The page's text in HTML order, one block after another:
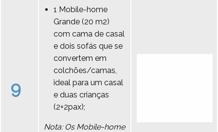
9
1 Mobile-home
Grande (20 m2)
com cama de casal
e dois sofás que se
convertem em
colchões/camas,
ideal para um casal
e duas crianças
(2+2pax);
Nota: Os Mobile-home